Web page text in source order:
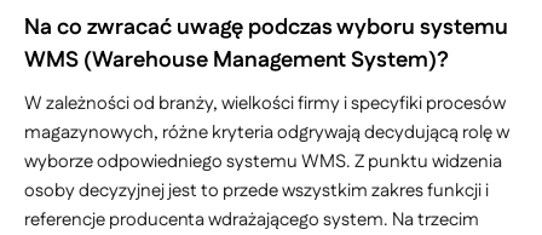
Na co zwracać uwagę podczas wyboru systemu
WMS (Warehouse Management System)?
W zależności od branży, wielkości firmy i specyfiki procesów
magazynowych, różne kryteria odgrywają decydującą rolę w
wyborze odpowiedniego systemu WMS. Z punktu widzenia
osoby decyzyjnej jest to przede wszystkim zakres funkcji i
referencje producenta wdrażającego system. Na trzecim